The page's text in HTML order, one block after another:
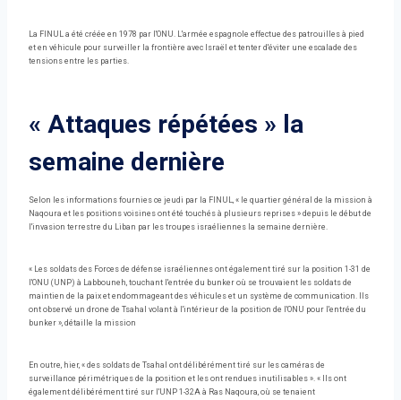
La FINUL a été créée en 1978 par l'ONU. L'armée espagnole effectue des patrouilles à pied
et en véhicule pour surveiller la frontière avec Israël et tenter d'éviter une escalade des
tensions entre les parties.
« Attaques répétées » la
semaine dernière
Selon les informations fournies ce jeudi par la FINUL, « le quartier général de la mission à
Naqoura et les positions voisines ont été touchés à plusieurs reprises » depuis le début de
l'invasion terrestre du Liban par les troupes israéliennes la semaine dernière.
« Les soldats des Forces de défense israéliennes ont également tiré sur la position 1-31 de
l'ONU (UNP) à Labbouneh, touchant l'entrée du bunker où se trouvaient les soldats de
maintien de la paix et endommageant des véhicules et un système de communication. Ils
ont observé un drone de Tsahal volant à l'intérieur de la position de l'ONU pour l'entrée du
bunker », détaille la mission
En outre, hier, « des soldats de Tsahal ont délibérément tiré sur les caméras de
surveillance périmétriques de la position et les ont rendues inutilisables ». « Ils ont
également délibérément tiré sur l'UNP 1-32A à Ras Naqoura, où se tenaient